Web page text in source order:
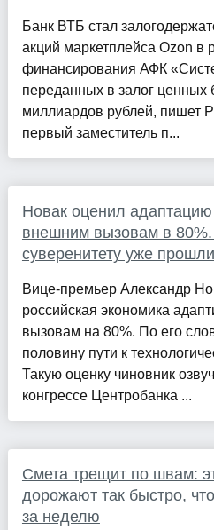
Банк ВТБ стал
акций маркетплейса Ozon в
финансирования АФК
переданных в залог ценных
миллиардов рублей, пишет
первый заместитель п...
Новак оценил
внешним вызовам в
суверенитету уже прошли
Вице-премьер Александр
российская экономика
вызовам на 80%. По его
половину пути к
Такую оценку чиновник
конгрессе Центробанка ...
Смета трещит по швам:
дорожают так быстро,
за неделю